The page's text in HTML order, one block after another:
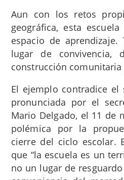
Aun con los retos
geográfica, esta
espacio de
lugar de convivencia,
construcción comunitaria
El ejemplo contradice
pronunciada por el
Mario Delgado, el 11 de
polémica por la
cierre del ciclo escolar.
que “la escuela es un
no un lugar de